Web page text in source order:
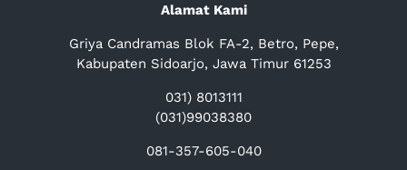
Alamat Kami
Griya Candramas Blok FA-2, Betro, Pepe,
Kabupaten Sidoarjo, Jawa Timur 61253
031) 8013111
(031)99038380
081-357-605-040